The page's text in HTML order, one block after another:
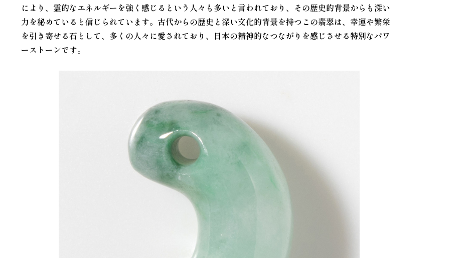
により、霊的なエネルギーを強く感じるという人々も多いと言われており、その歴史的背景からも深い
力を秘めていると信じられています。古代からの歴史と深い文化的背景を持つこの翡翠は、幸運や繁栄
を引き寄せる石として、多くの人々に愛されており、日本の精神的なつながりを感じさせる特別なパワ
ーストーンです。